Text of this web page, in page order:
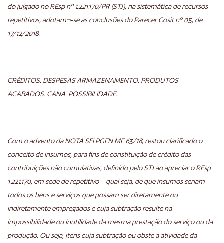
do julgado no REsp nº 1.221.170/PR (STJ), na sistemática de recursos
repetitivos, adotam¬-se as conclusões do Parecer Cosit nº 05, de
17/12/2018.
CRÉDITOS. DESPESAS ARMAZENAMENTO. PRODUTOS
ACABADOS. CANA. POSSIBILIDADE.
Com o advento da NOTA SEI PGFN MF 63/18, restou clarificado o
conceito de insumos, para fins de constituição de crédito das
contribuições não cumulativas, definido pelo STJ ao apreciar o REsp
1.221.170, em sede de repetitivo – qual seja, de que insumos seriam
todos os bens e serviços que possam ser diretamente ou
indiretamente empregados e cuja subtração resulte na
impossibilidade ou inutilidade da mesma prestação do serviço ou da
produção. Ou seja, itens cuja subtração ou obste a atividade da